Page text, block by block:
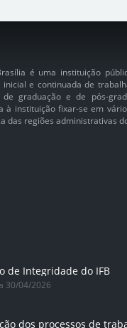
é uma instituição
e continuada de
de graduação e de pós-
à instituição fixar-se em
das regiões administrativas
de Integridade do IFB
30/04/2026
dos processos de